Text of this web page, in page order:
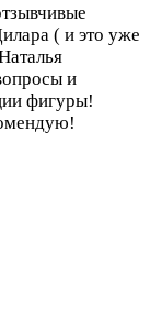
( и это уже
и
фигуры!